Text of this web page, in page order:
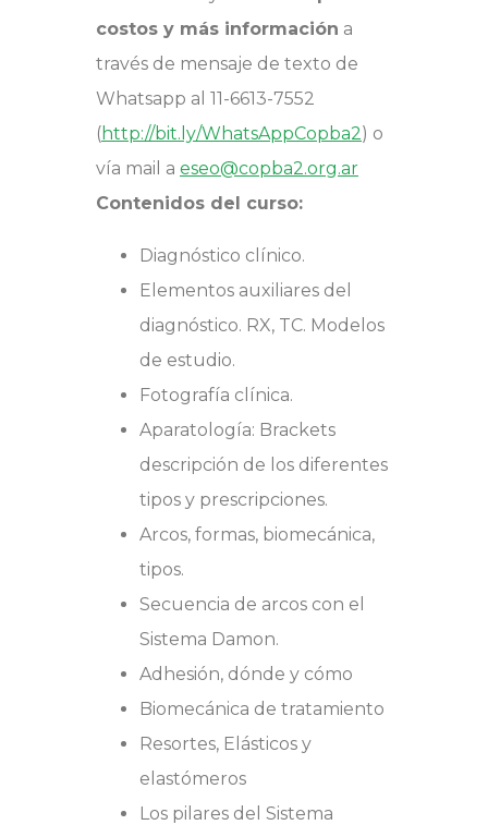
costos y más información a
través de mensaje de texto de
Whatsapp al 11-6613-7552
(http://bit.ly/WhatsAppCopba2) o
vía mail a eseo@copba2.org.ar
Contenidos del curso:
Diagnóstico clínico.
Elementos auxiliares del
diagnóstico. RX, TC. Modelos
de estudio.
Fotografía clínica.
Aparatología: Brackets
descripción de los diferentes
tipos y prescripciones.
Arcos, formas, biomecánica,
tipos.
Secuencia de arcos con el
Sistema Damon.
Adhesión, dónde y cómo
Biomecánica de tratamiento
Resortes, Elásticos y
elastómeros
Los pilares del Sistema